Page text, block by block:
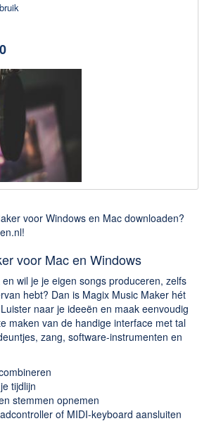
via usenet)
voor Windows en Mac downloaden?
voor Mac en Windows
wil je je eigen songs produceren, zelfs
hebt? Dan is Magix Music Maker hét
naar je ideeën en maak eenvoudig
maken van de handige interface met tal
zang, software-instrumenten en
tijdlijn
stemmen opnemen
of MIDI-keyboard aansluiten